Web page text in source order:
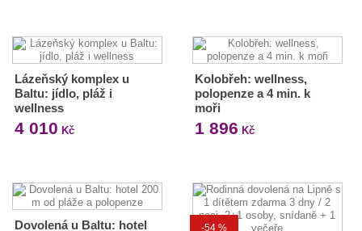
Lázeňský komplex u
Baltu: jídlo, pláž i
wellness
4 010 Kč
Kolobřeh: wellness,
polopenze a 4 min. k
moři
1 896 Kč
Dovolená u Baltu: hotel
-54 %